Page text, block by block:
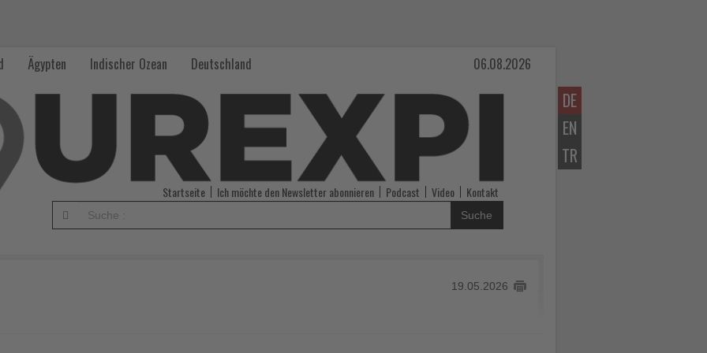
DE
EN
TR
Ägypten Indischer Ozean Deutschland 06.08.2026
Startseite Ich möchte den Newsletter abonnieren Podcast Video Kontakt
Suche
19.05.2026